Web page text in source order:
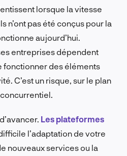
lorsque la vitesse
n’ont pas été conçus pour la
aujourd’hui.
entreprises dépendent
fonctionner des éléments
C’est un risque, sur le plan
Les plateformes
l’adaptation de votre
nouveaux services ou la